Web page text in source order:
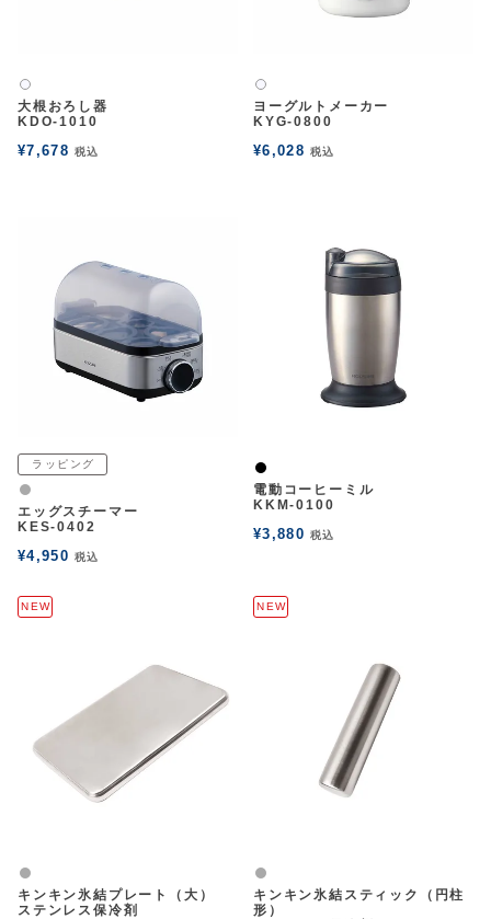
白2
大根おろし器
KDO-1010
¥7,678 税込
白2
ヨーグルトメーカー
KYG-0800
¥6,028 税込
ラッピング
グレー
エッグスチーマー
KES-0402
¥4,950 税込
黒
電動コーヒーミル
KKM-0100
¥3,880 税込
NEW
グレー
キンキン氷結プレート（大）
ステンレス保冷剤
NEW
グレー
キンキン氷結スティック（円柱
形）